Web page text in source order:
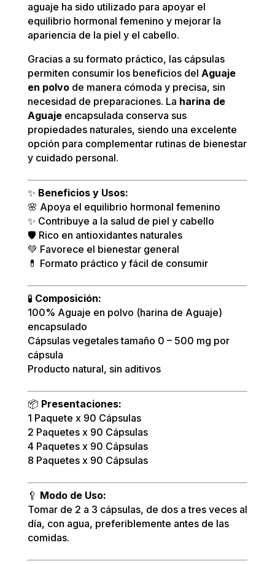
aguaje ha sido utilizado para apoyar el
equilibrio hormonal femenino y mejorar la
apariencia de la piel y el cabello.
Gracias a su formato práctico, las cápsulas
permiten consumir los beneficios del Aguaje
en polvode manera cómoda y precisa, sin
necesidad de preparaciones. La harina de
Aguajeencapsulada conserva sus
propiedades naturales, siendo una excelente
opción para complementar rutinas de bienestar
y cuidado personal.
✨ Beneficios y Usos:
🌸 Apoya el equilibrio hormonal femenino
✨ Contribuye a la salud de piel y cabello
🛡️ Rico en antioxidantes naturales
💚 Favorece el bienestar general
💊 Formato práctico y fácil de consumir
🧪 Composición:
100% Aguaje en polvo (harina de Aguaje)
encapsulado
Cápsulas vegetales tamaño 0 – 500 mg por
cápsula
Producto natural, sin aditivos
📦 Presentaciones:
1 Paquete x 90 Cápsulas
2 Paquetes x 90 Cápsulas
4 Paquetes x 90 Cápsulas
8 Paquetes x 90 Cápsulas
🥄 Modo de Uso:
Tomar de 2 a 3 cápsulas, de dos a tres veces al
día, con agua, preferiblemente antes de las
comidas.